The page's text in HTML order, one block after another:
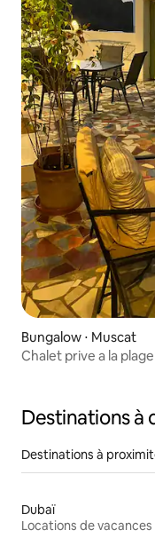
Bungalow ⋅ Muscat
Chalet prive a la plage
Destinations à
Destinations à
Dubaï
Locations de vacances